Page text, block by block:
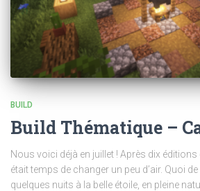
BUILD
Build Thématique –
Nous voici déjà en juillet ! Après dix éditions
était temps de changer un peu d’air. Quoi
quelques nuits à la belle étoile, en pleine